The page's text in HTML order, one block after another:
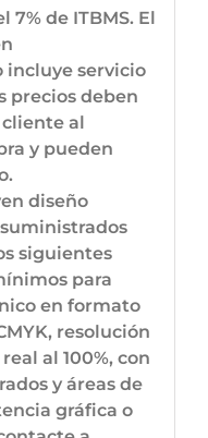
7% de ITBMS. El
incluye servicio
precios deben
al
y pueden
diseño
siguientes
para
en formato
resolución
al 100%, con
y áreas de
gráfica o